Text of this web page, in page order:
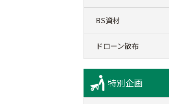
BS資材
ドローン散布
特別企画